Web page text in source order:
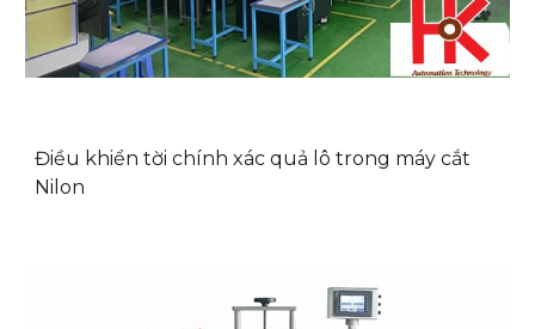
Điều khiển tời chính xác quả lô trong máy cắt
Nilon